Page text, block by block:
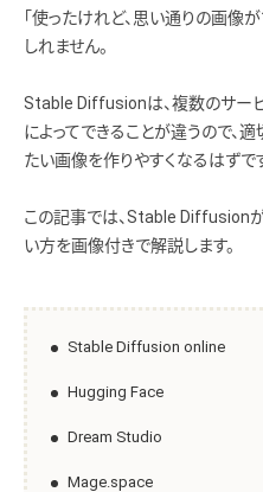
「使ったけれど、思い通りの画像
しれません。
Stable Diffusionは、複数のサー
によってできることが違うので、
たい画像を作りやすくなるはずで
この記事では、Stable Diffusion
い方を画像付きで解説します。
Stable Diffusion online
Hugging Face
Dream Studio
Mage.space